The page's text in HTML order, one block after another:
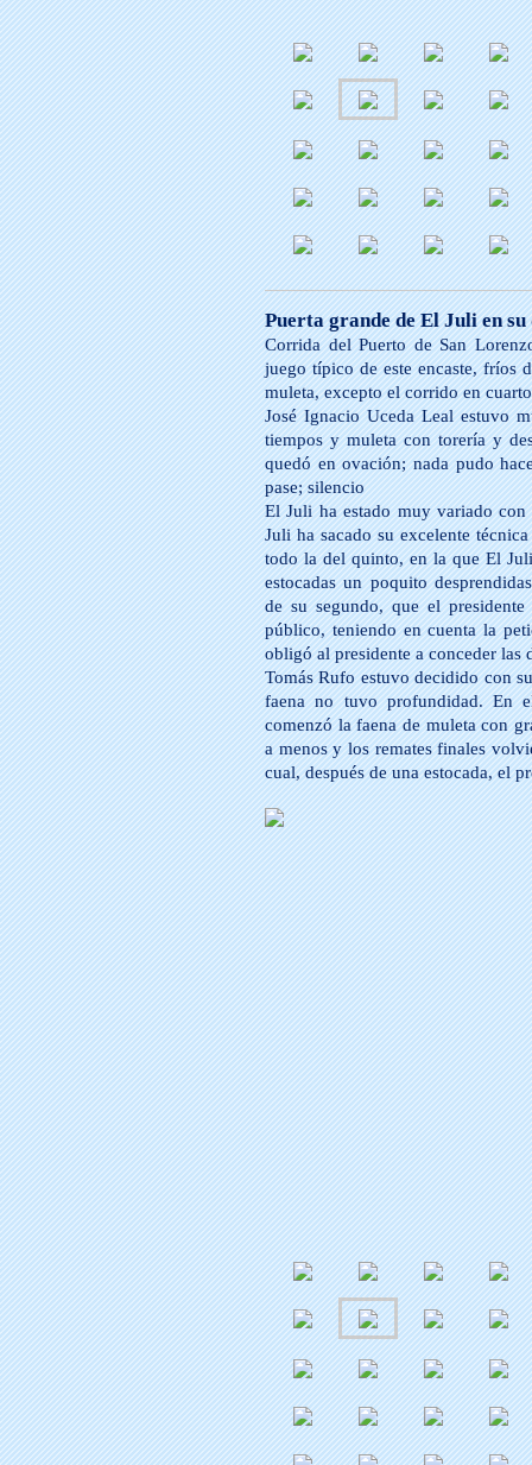
Puerta grande de El Juli en
Corrida del Puerto de San
juego típico de este encaste, fríos
muleta, excepto el corrido en
José Ignacio Uceda Leal estuvo
tiempos y muleta con torería y
quedó en ovación; nada pudo
pase; silencio
El Juli ha estado muy variado
Juli ha sacado su excelente
todo la del quinto, en la que El
estocadas un poquito
de su segundo, que el
público, teniendo en cuenta la
obligó al presidente a conceder las
Tomás Rufo estuvo decidido con
faena no tuvo profundidad. En
comenzó la faena de muleta con
a menos y los remates finales
cual, después de una estocada, el